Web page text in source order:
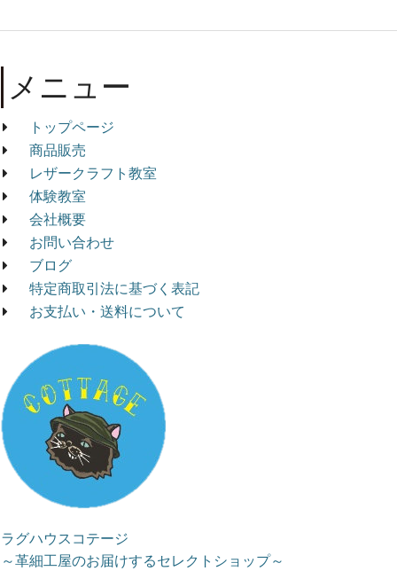
メニュー
トップページ
商品販売
レザークラフト教室
体験教室
会社概要
お問い合わせ
ブログ
特定商取引法に基づく表記
お支払い・送料について
ラグハウスコテージ
～革細工屋のお届けするセレクトショップ～